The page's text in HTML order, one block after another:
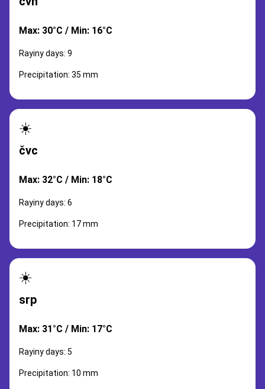
Max: 30°C / Min: 16°C
Rayiny days: 9
Precipitation: 35 mm
☀️
čvc
Max: 32°C / Min: 18°C
Rayiny days: 6
Precipitation: 17 mm
☀️
srp
Max: 31°C / Min: 17°C
Rayiny days: 5
Precipitation: 10 mm